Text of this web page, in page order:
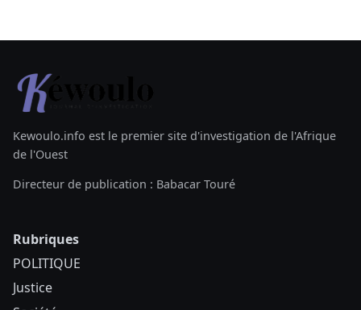
Kewoulo.info est le premier site d'investigation de l'Afrique
de l'Ouest
Directeur de publication : Babacar Touré
Rubriques
POLITIQUE
Justice